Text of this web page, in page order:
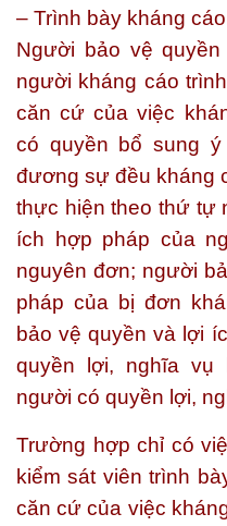
– Trình bày kháng
Người bảo vệ
người kháng cáo
căn cứ của việc
có quyền bổ sung
đương sự đều kháng
thực hiện theo thứ tự
ích hợp pháp của
nguyên đơn; người
pháp của bị đơn
bảo vệ quyền và lợi
quyền lợi, nghĩa vụ
người có quyền lợi,
Trường hợp chỉ có
kiểm sát viên trình
căn cứ của việc